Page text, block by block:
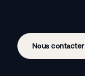
Nous contacter